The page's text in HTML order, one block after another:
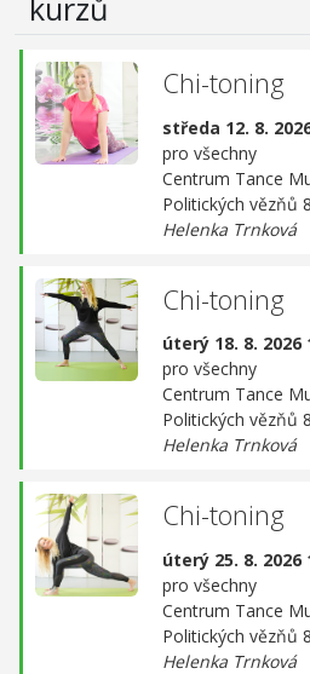
kurzů
Chi-toning
středa 12. 8.
pro všechny
Centrum Tance
Politických vězňů
Helenka Trnková
Chi-toning
úterý 18. 8. 2026
pro všechny
Centrum Tance
Politických vězňů
Helenka Trnková
Chi-toning
úterý 25. 8. 2026
pro všechny
Centrum Tance
Politických vězňů
Helenka Trnková